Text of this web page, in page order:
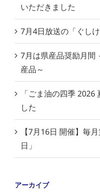
いただきました
7月4日放送の「ぐし
7月は県産品奨励月間
産品～
「ごま油の四季
した
【7月16日 開催】毎
日」
アーカイブ